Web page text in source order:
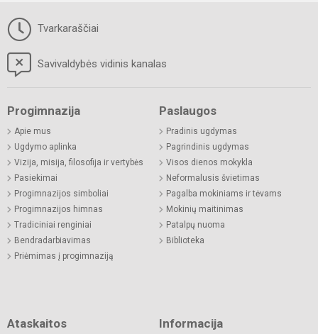
Tvarkaraščiai
Savivaldybės vidinis kanalas
Progimnazija
Apie mus
Ugdymo aplinka
Vizija, misija, filosofija ir vertybės
Pasiekimai
Progimnazijos simboliai
Progimnazijos himnas
Tradiciniai renginiai
Bendradarbiavimas
Priėmimas į progimnaziją
Paslaugos
Pradinis ugdymas
Pagrindinis ugdymas
Visos dienos mokykla
Neformalusis švietimas
Pagalba mokiniams ir tėvams
Mokinių maitinimas
Patalpų nuoma
Biblioteka
Ataskaitos Informacija